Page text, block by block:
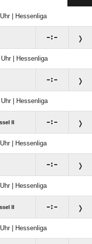
| Hessenliga
:
| Hessenliga
:
| Hessenliga
II :
| Hessenliga
:
| Hessenliga
II :
| Hessenliga